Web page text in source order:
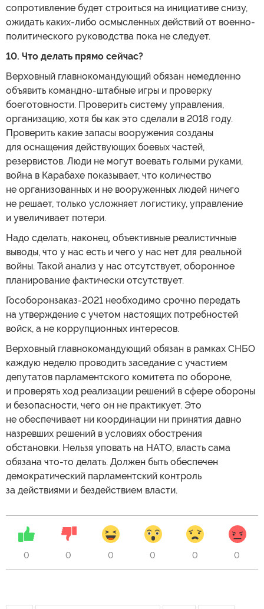
сопротивление будет строиться на инициативе снизу,
ожидать каких-либо осмысленных действий от военно-
политического руководства пока не следует.
10. Что делать прямо сейчас?
Верховный главнокомандующий обязан немедленно
объявить командно-штабные игры и проверку
боеготовности. Проверить систему управления,
организацию, хотя бы как это сделали в 2018 году.
Проверить какие запасы вооружения созданы
для оснащения действующих боевых частей,
резервистов. Люди не могут воевать голыми руками,
война в Карабахе показывает, что количество
не организованных и не вооруженных людей ничего
не решает, только усложняет логистику, управление
и увеличивает потери.
Надо сделать, наконец, объективные реалистичные
выводы, что у нас есть и чего у нас нет для реальной
войны. Такой анализ у нас отсутствует, оборонное
планирование фактически отсутствует.
Гособоронзаказ-2021 необходимо срочно передать
на утверждение с учетом настоящих потребностей
войск, а не коррупционных интересов.
Верховный главнокомандующий обязан в рамках СНБО
каждую неделю проводить заседание с участием
депутатов парламентского комитета по обороне,
и проверять ход реализации решений в сфере обороны
и безопасности, чего он не практикует. Это
не обеспечивает ни координации ни принятия давно
назревших решений в условиях обострения
обстановки. Нельзя уповать на НАТО, власть сама
обязана что-то делать. Должен быть обеспечен
демократический парламентский контроль
за действиями и бездействием власти.
0 0 0 0 0 0